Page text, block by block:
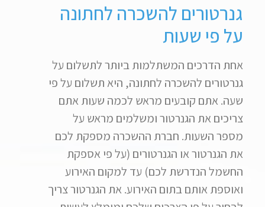
גנרטורים להשכרה לחתונה
על פי שעות
אחת הדרכים המשתלמות ביותר לתשלום על
גנרטורים להשכרה לחתונה, היא תשלום על פי
שעה. אתם קובעים מראש לכמה שעות אתם
צריכים את הגנרטור ומשלמים מראש על
מספר השעות. חברת ההשכרה מספקת לכם
את הגנרטור או הגנרטורים (על פי אספקת
החשמל הנדרשת לכם) עד למקום האירוע
ואוספת אותם בתום האירוע. את הגנרטור צריך